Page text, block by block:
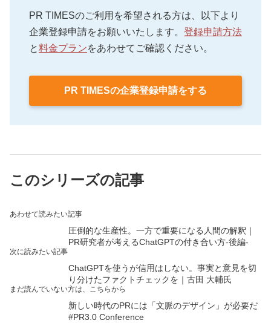
PR TIMESのご利用を希望される方は、以下より
企業登録申請をお願いいたします。 登録申請方法
と料金プランをあわせてご確認ください。
PR TIMESの企業登録申請をする
このシリーズの記事
あわせて読みたい記事
圧倒的な生産性。一方で重要になる人間の解釈｜
PR研究者が考えるChatGPTの付き合い方-後編-
次に読みたい記事
ChatGPTを使うが信用はしない。事実と意見を切
り分けたファクトチェックを｜古田 大輔氏
まだ読んでいない方は、こちらから
新しい時代のPRには「文脈のデザイン」が必要だ
#PR3.0 Conference